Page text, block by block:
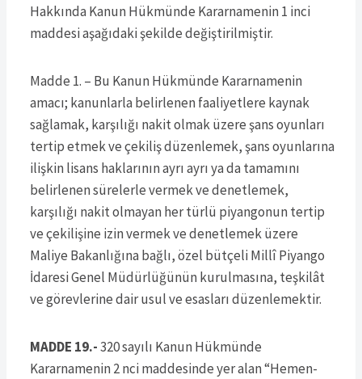
Hakkında Kanun Hükmünde Kararnamenin 1 inci
maddesi aşağıdaki şekilde değiştirilmiştir.
Madde 1. – Bu Kanun Hükmünde Kararnamenin
amacı; kanunlarla belirlenen faaliyetlere kaynak
sağlamak, karşılığı nakit olmak üzere şans oyunları
tertip etmek ve çekiliş düzenlemek, şans oyunlarına
ilişkin lisans haklarının ayrı ayrı ya da tamamını
belirlenen sürelerle vermek ve denetlemek,
karşılığı nakit olmayan her türlü piyangonun tertip
ve çekilişine izin vermek ve denetlemek üzere
Maliye Bakanlığına bağlı, özel bütçeli Millî Piyango
İdaresi Genel Müdürlüğünün kurulmasına, teşkilât
ve görevlerine dair usul ve esasları düzenlemektir.
MADDE 19.-320 sayılı Kanun Hükmünde
Kararnamenin 2 nci maddesinde yer alan “Hemen-